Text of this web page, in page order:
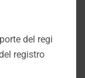
registro